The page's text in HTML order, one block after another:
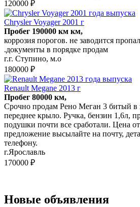
120000 ₽
Chrysler Voyager 2001 г
Пробег 190000 км км,
коррозия порогов. не заводится
.документы в порядке продам
г.г. Ступино, м.о
180000 ₽
Renault Megane 2013 г
Пробег 80000 км,
Срочно продам Рено Меган 3 битый в
переднее крыло. Ручка, бензин 1,6л,
подушки почти все сработали. Цена
предложение высылайте на почту,
телефону.
г.Ярославль
170000 ₽
Новые объявления